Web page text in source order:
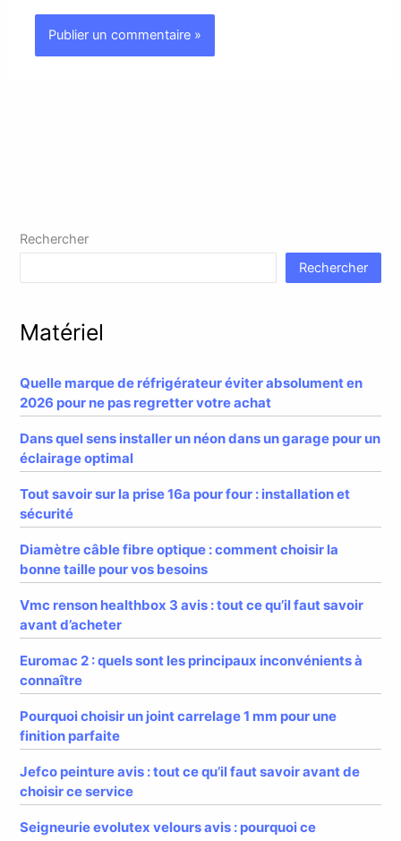
Rechercher
Rechercher
Matériel
Quelle marque de réfrigérateur éviter absolument en
2026 pour ne pas regretter votre achat
Dans quel sens installer un néon dans un garage pour un
éclairage optimal
Tout savoir sur la prise 16a pour four : installation et
sécurité
Diamètre câble fibre optique : comment choisir la
bonne taille pour vos besoins
Vmc renson healthbox 3 avis : tout ce qu’il faut savoir
avant d’acheter
Euromac 2 : quels sont les principaux inconvénients à
connaître
Pourquoi choisir un joint carrelage 1 mm pour une
finition parfaite
Jefco peinture avis : tout ce qu’il faut savoir avant de
choisir ce service
Seigneurie evolutex velours avis : pourquoi ce